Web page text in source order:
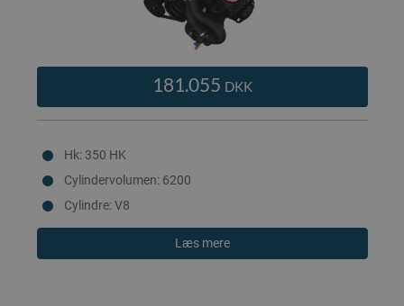
181.055 DKK
Hk: 350 HK
Cylindervolumen: 6200
Cylindre: V8
Læs mere